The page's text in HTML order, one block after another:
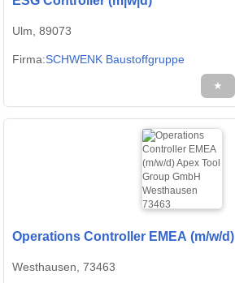
Ulm, 89073
Firma:SCHWENK Baustoffgruppe
★
Operations Controller EMEA (m/w/d)
Westhausen, 73463